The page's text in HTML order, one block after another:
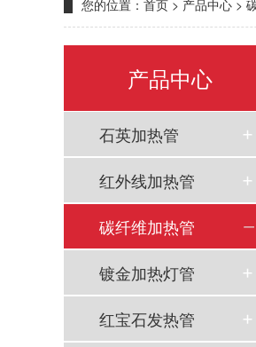
您的位置： 首页 > 产品中心 >
产品中心
石英加热管
红外线加热管
碳纤维加热管
镀金加热灯管
红宝石发热管